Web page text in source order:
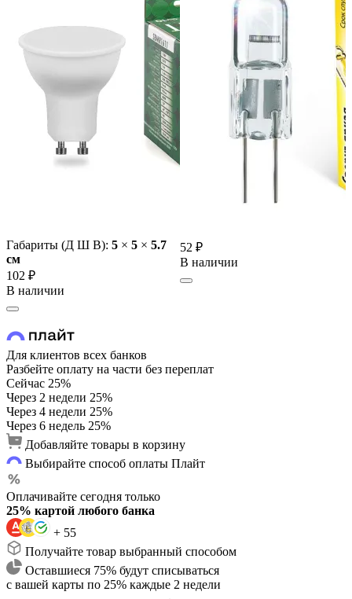
Габариты (Д Ш В): 5 × 5 × 5.7
cм
102 ₽
В наличии
52 ₽
В наличии
Для клиентов всех банков
Разбейте оплату на части без переплат
Сейчас 25%
Через 2 недели 25%
Через 4 недели 25%
Через 6 недель 25%
Добавляйте товары в корзину
Выбирайте способ оплаты Плайт
Оплачивайте сегодня только
25% картой любого банка
+ 55
Получайте товар выбранный способом
Оставшиеся 75% будут списываться
с вашей карты по 25% каждые 2 недели